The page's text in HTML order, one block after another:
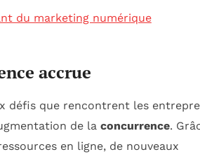
du marketing numérique
accrue
défis que rencontrent les
de la concurrence.
en ligne, de nouveaux